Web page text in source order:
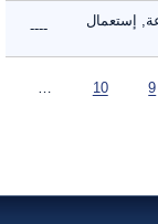
إستعمال
----